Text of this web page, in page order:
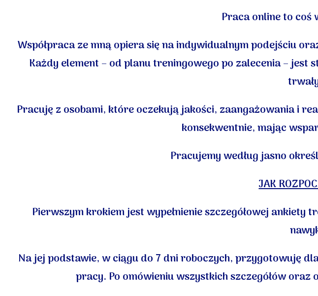
Praca online to coś
Współpraca ze mną opiera się na indywidualnym podejściu
Każdy element – od planu treningowego po zalecenia –
Pracuję z osobami, które oczekują jakości, zaangażowania i
konsekwentnie, mając
Pracujemy według jasno
JAK
Pierwszym krokiem jest wypełnienie szczegółowej
Na jej podstawie, w ciągu do 7 dni roboczych, przygotowuję
pracy. Po omówieniu wszystkichszczegółów oraz